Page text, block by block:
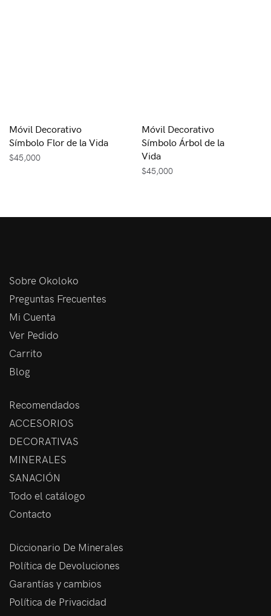
Móvil Decorativo
Símbolo Flor de la Vida
$45,000
Móvil Decorativo
Símbolo Árbol de la
Vida
$45,000
Sobre Okoloko
Preguntas Frecuentes
Mi Cuenta
Ver Pedido
Carrito
Blog
Recomendados
ACCESORIOS
DECORATIVAS
MINERALES
SANACIÓN
Todo el catálogo
Contacto
Diccionario De Minerales
Política de Devoluciones
Garantías y cambios
Política de Privacidad